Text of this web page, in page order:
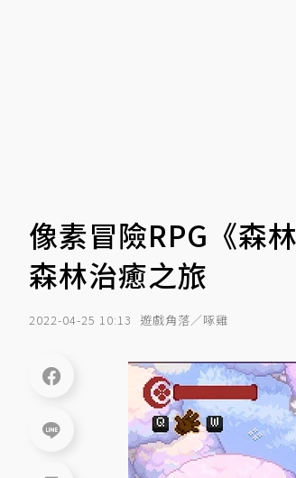
像素冒險RPG《森
森林治癒之旅
2022-04-25 10:13 遊戲角落／啄雞